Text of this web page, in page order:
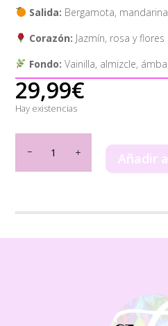
Salida: Bergamota, mandarina
Corazón: Jazmín, rosa y flores
Fondo: Vainilla, almizcle,
29,99€
Hay existencias
Riiffs
100ml
Añadir